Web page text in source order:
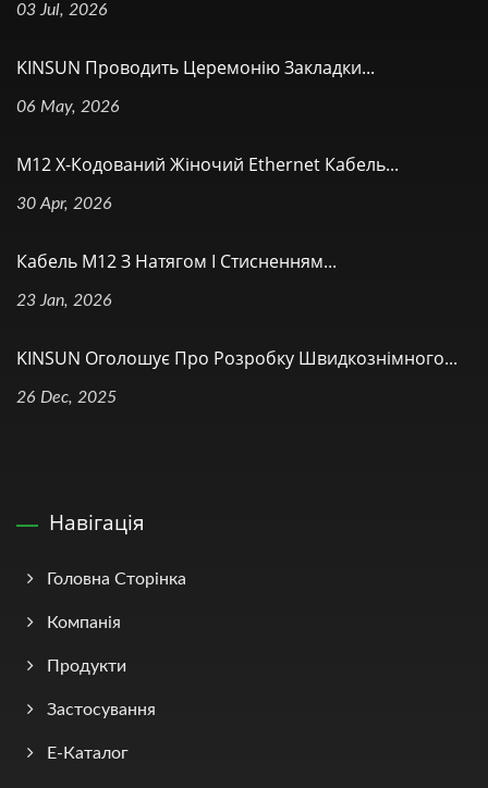
03 Jul, 2026
KINSUN Проводить Церемонію Закладки...
06 May, 2026
M12 X-Кодований Жіночий Ethernet Кабель...
30 Apr, 2026
Кабель M12 З Натягом І Стисненням...
23 Jan, 2026
KINSUN Оголошує Про Розробку Швидкознімного...
26 Dec, 2025
Навігація
Головна Сторінка
Компанія
Продукти
Застосування
Е-Каталог